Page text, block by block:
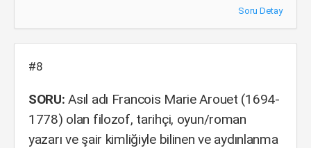
Soru Detay
#8
SORU: Asıl adı Francois Marie Arouet (1694-
1778) olan filozof, tarihçi, oyun/roman
yazarı ve şair kimliğiyle bilinen ve aydınlanma